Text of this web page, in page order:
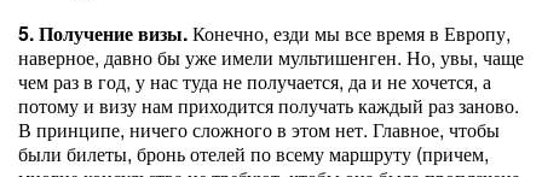
5. Получение визы.Конечно, езди мы все время в Европу,
наверное, давно бы уже имели мультишенген. Но, увы, чаще
чем раз в год, у нас туда не получается, да и не хочется, а
потому и визу нам приходится получать каждый раз заново.
В принципе, ничего сложного в этом нет. Главное, чтобы
были билеты, бронь отелей по всему маршруту (причем,